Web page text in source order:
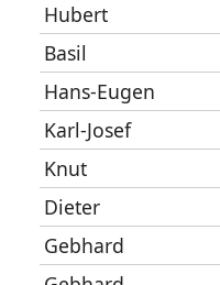
Hubert
Basil
Hans-Eugen
Karl-Josef
Knut
Dieter
Gebhard